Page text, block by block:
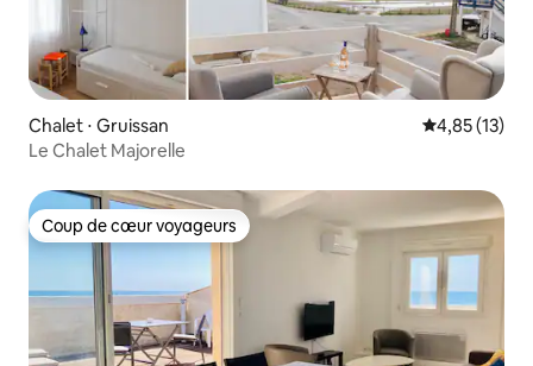
Chalet ⋅ Gruissan Évaluation
4,85 (13)
Le Chalet Majorelle
Coup de cœur voyageurs
Coup de cœur voyageurs